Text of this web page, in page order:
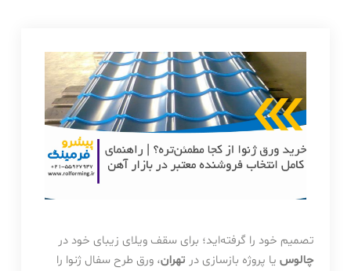
تصمیم خود را گرفته‌اید؛ برای سقف ویلای زیبای خود در
چالوسیا پروژه بازسازی در تهران، ورق طرح سفال ژنوا را